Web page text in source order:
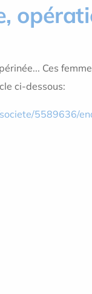
Ces
ci-dessous:
5589636/